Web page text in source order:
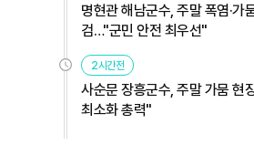
명현관 해남군수, 주말 폭염·가
검…"군민 안전 최우선"
2시간전
사순문 장흥군수, 주말 가뭄 현
최소화 총력"